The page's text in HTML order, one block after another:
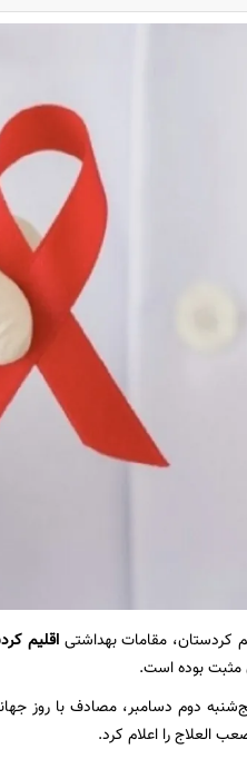
اقلیم
دوم دسامبر، مصادف با روز
العلاج را اعلام کرد.